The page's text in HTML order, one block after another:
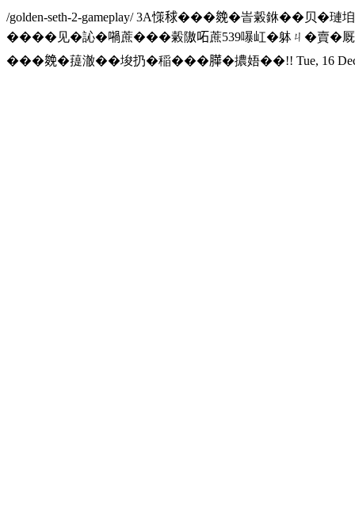
/golden-seth-2-gameplay/3A憡𥟇���𠬍�峕糓銝��贝�璉
����见�訫�𡁜蔗���糓隞𠰴蔗539嚗屸�躰ㄐ�
���𠬍�䔶澈��埈扔�稲���𦠜�擃娪��!! Tue, 16